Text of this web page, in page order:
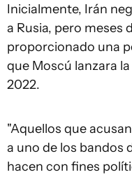
Inicialmente, Irán
a Rusia, pero meses
proporcionado una
que Moscú lanzara
2022.
"Aquellos que
a uno de los bandos
hacen con fines